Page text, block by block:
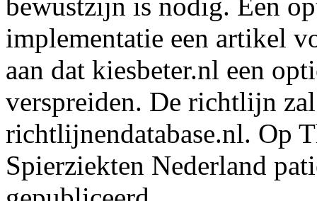
bewustzijn is nodig. Een
implementatie een artikel
aan dat kiesbeter.nl een
verspreiden. De richtlijn
richtlijnendatabase.nl. Op
Spierziekten Nederland